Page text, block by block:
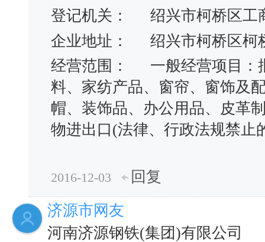
登记机关：
绍兴市柯桥区工
企业地址：
绍兴市柯桥区柯
经营范围：
一般经营项目：
料、家纺产品、窗帘、窗饰及
帽、装饰品、办公用品、皮革
物进出口(法律、行政法规禁止
2016-12-03
回复
济源市网友
河南济源钢铁(集团)有限公司